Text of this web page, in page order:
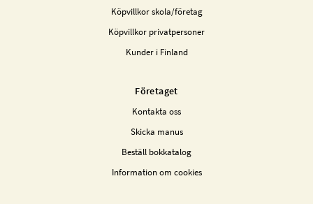
Köpvillkor skola/företag
Köpvillkor privatpersoner
Kunder i Finland
Företaget
Kontakta oss
Skicka manus
Beställ bokkatalog
Information om cookies